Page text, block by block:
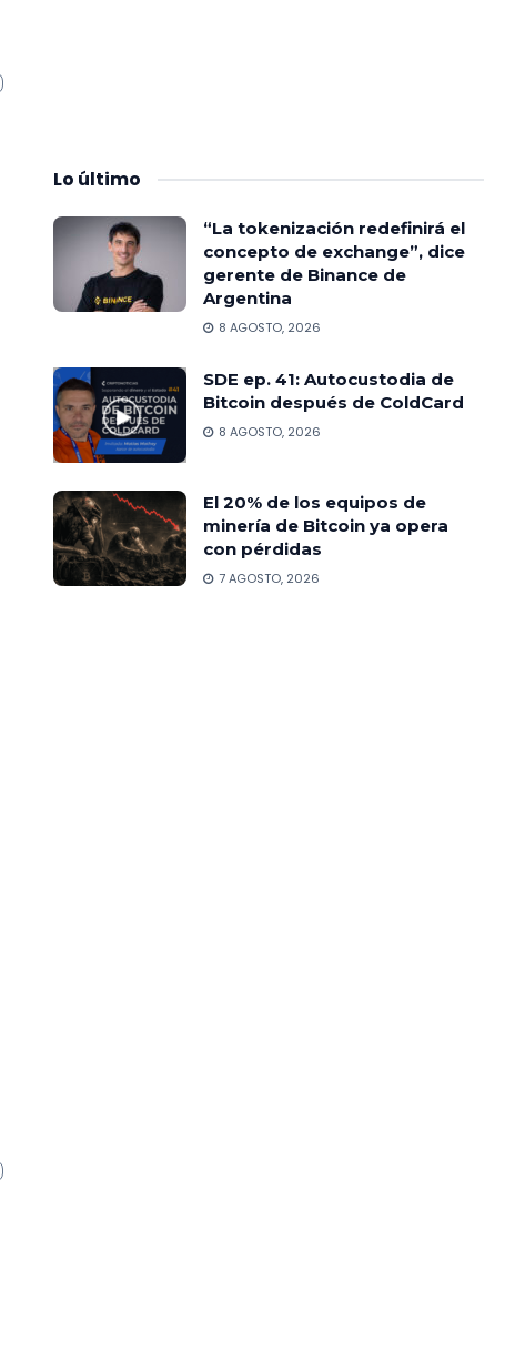
Lo último
“La tokenización redefinirá el
concepto de exchange”, dice
gerente de Binance de
Argentina
8 AGOSTO, 2026
SDE ep. 41: Autocustodia de
Bitcoin después de ColdCard
8 AGOSTO, 2026
El 20% de los equipos de
minería de Bitcoin ya opera
con pérdidas
7 AGOSTO, 2026